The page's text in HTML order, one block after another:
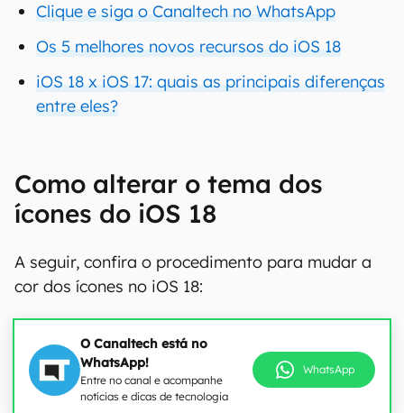
Clique e siga o Canaltech no WhatsApp
Os 5 melhores novos recursos do iOS 18
iOS 18 x iOS 17: quais as principais diferenças
entre eles?
Como alterar o tema dos
ícones do iOS 18
A seguir, confira o procedimento para mudar a
cor dos ícones no iOS 18:
O Canaltech está no
WhatsApp!
Entre no canal e acompanhe
notícias e dicas de tecnologia
WhatsApp